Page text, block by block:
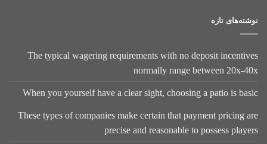
نوشته‌های تازه
The typical wagering requirements with no deposit incentives
normally range between 20x-40x
When you yourself have a clear sight, choosing a patio is basic
These types of companies make certain that payment pricing are
precise and reasonable to possess players